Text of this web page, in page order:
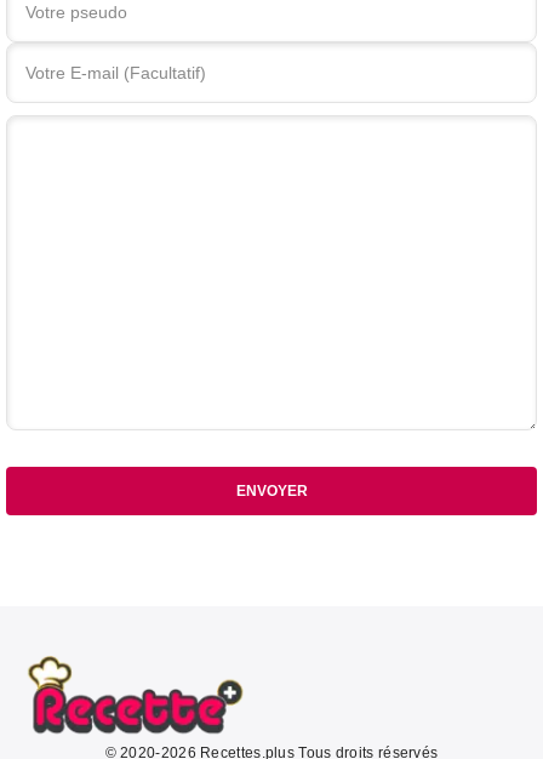
Votre commentaire
ENVOYER
© 2020-2026 Recettes.plus Tous droits réservés